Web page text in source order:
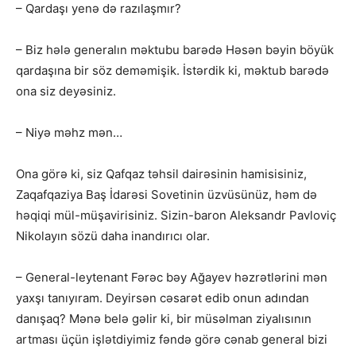
– Qardaşı yenə də razılaşmır?
– Biz hələ generalın məktubu barədə Həsən bəyin böyük
qardaşına bir söz deməmişik. İstərdik ki, məktub barədə
ona siz deyəsiniz.
– Niyə məhz mən…
Ona görə ki, siz Qafqaz təhsil dairəsinin hamisisiniz,
Zaqafqaziya Baş İdarəsi Sovetinin üzvüsünüz, həm də
həqiqi mül-müşavirisiniz. Sizin-baron Aleksandr Pavloviç
Nikolayın sözü daha inandırıcı olar.
– General-leytenant Fərəc bəy Ağayev həzrətlərini mən
yaxşı tanıyıram. Deyirsən cəsarət edib onun adından
danışaq? Mənə belə gəlir ki, bir müsəlman ziyalısının
artması üçün işlətdiyimiz fəndə görə cənab general bizi